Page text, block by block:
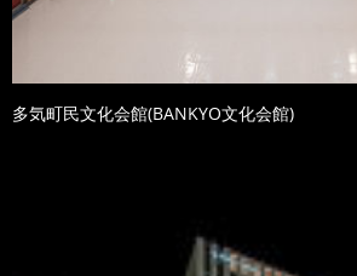
多気町民文化会館(BANKYO文化会館)